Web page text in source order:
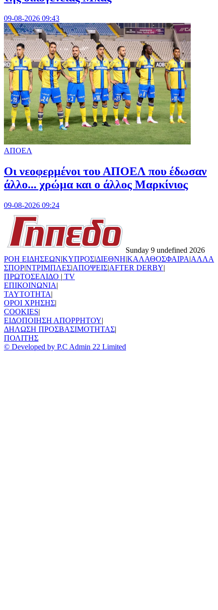
09-08-2026 09:43
ΑΠΟΕΛ
Οι νεοφερμένοι του ΑΠΟΕΛ που έδωσαν
άλλο... χρώμα και ο άλλος Μαρκίνιος
09-08-2026 09:24
Sunday 9 undefined 2026
ΡΟΗ ΕΙΔΗΣΕΩΝ|ΚΥΠΡΟΣ|ΔΙΕΘΝΗ|ΚΑΛΑΘΟΣΦΑΙΡΑ|ΑΛΛΑ
ΣΠΟΡ|ΝΤΡΙΜΠΛΕΣ|ΑΠΟΨΕΙΣ|AFTER DERBY|
ΠΡΩΤΟΣΕΛΙΔΟ | TV
ΕΠΙΚΟΙΝΩΝΙΑ|
TAYTOTHTA|
ΟΡΟΙ ΧΡΗΣΗΣ|
COOKIES|
ΕΙΔΟΠΟΙΗΣΗ ΑΠΟΡΡΗΤΟΥ|
ΔΗΛΩΣΗ ΠΡΟΣΒΑΣΙΜΟΤΗΤΑΣ|
ΠΟΛΙΤΗΣ
© Developed by P.C Admin 22 Limited